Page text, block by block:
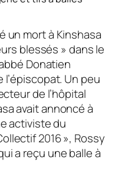
un mort à Kinshasa
blessés » dans le
Donatien
Un peu
de l’hôpital
avait annoncé à
activiste du
2016 », Rossy
a reçu une balle à